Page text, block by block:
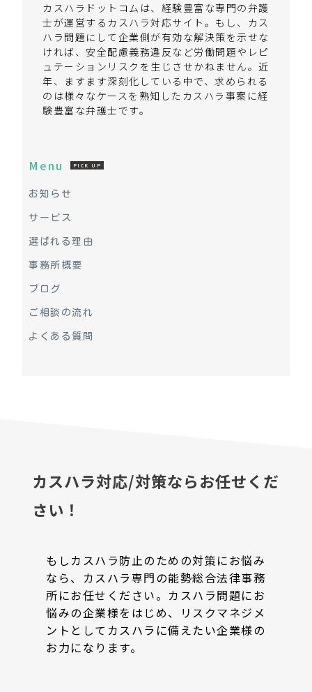
カスハラドットコムは、経験豊富な専門の弁護
士が運営するカスハラ対応サイト。もし、カス
ハラ問題にして企業側が有効な解決策を示せな
ければ、安全配慮義務違反など労働問題やレピ
ュテーションリスクを生じさせかねません。近
年、ますます深刻化している中で、求められる
のは様々なケースを熟知したカスハラ事案に経
験豊富な弁護士です。
Menu PICK UP
お知らせ
サービス
選ばれる理由
事務所概要
ブログ
ご相談の流れ
よくある質問
カスハラ対応/対策ならお任せくだ
さい！
もしカスハラ防止のための対策にお悩み
なら、カスハラ専門の能勢総合法律事務
所にお任せください。カスハラ問題にお
悩みの企業様をはじめ、リスクマネジメ
ントとしてカスハラに備えたい企業様の
お力になります。